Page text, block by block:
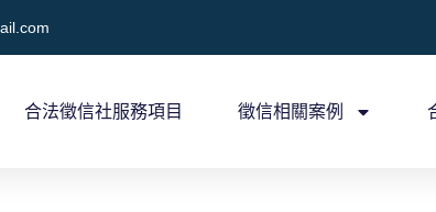
合法徵信社服務項目 徵信相關案例